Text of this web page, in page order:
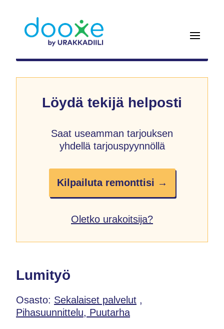
Löydä tekijä helposti
Saat useamman tarjouksen
yhdellä tarjouspyynnöllä
Kilpailuta remonttisi →
Oletko urakoitsija?
Lumityö
Osasto: Sekalaiset palvelut ,
Pihasuunnittelu, Puutarha